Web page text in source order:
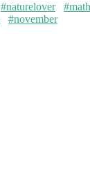
#naturelover
#november